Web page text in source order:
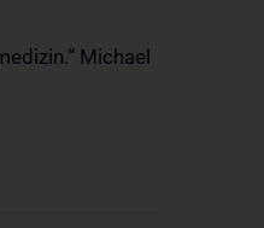
Michael